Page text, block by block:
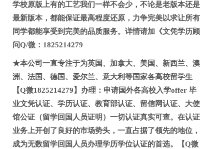
学校原版上有的工艺我们一样不会少，不论是老版本还是
最新版本，都能保证最高程度还原，力争完美以求让所有
同学都能享受到完美的品质服务。详情请加《文凭学历顾
问Q/微：1825214279
★本公司一直专注于为英国、加拿大、美国、新西兰、澳
洲、法国、德国、爱尔兰、意大利等国家各高校留学生
【Q微1825214279】办理：申请国外各高校入学offer 毕
业文凭认证、学历认证、教育部认证、留信网认证、大使
馆公证（留学回国人员证明）一切认证真实可查。在认证
业务上开创了良好的市场势头，一直占据了领先的地位，
成为无数留学回国人员办理学历学位认证的首选。【Q微